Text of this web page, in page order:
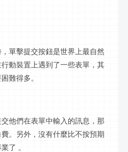
單擊提交按鈕是世界上最自然
動裝置上遇到了一些表單，其
難得多。
他們在表單中輸入的訊息，那
。另外，沒有什麼比不按預期
了 。